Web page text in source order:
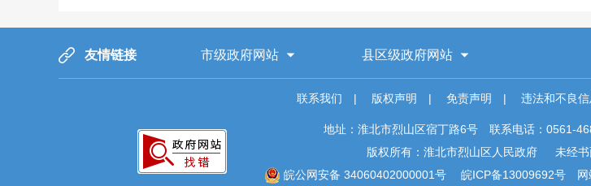
友情链接 市级政府网站 县区级政府网站
联系我们 | 版权声明 | 免责声明 | 违法和不良
地址：淮北市烈山区宿丁路6号 联系电话：0561-
版权所有：淮北市烈山区人民政府
未经
皖公网安备 34060402000001号
皖ICP备13009692号